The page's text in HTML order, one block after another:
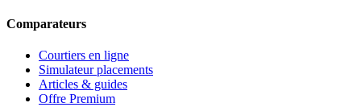
Comparateurs
Courtiers en ligne
Simulateur placements
Articles & guides
Offre Premium